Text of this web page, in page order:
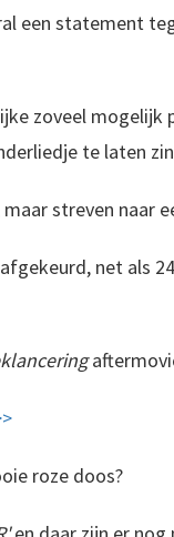
een statement
zoveel mogelijk
te laten
streven naar
net als
roze doos?